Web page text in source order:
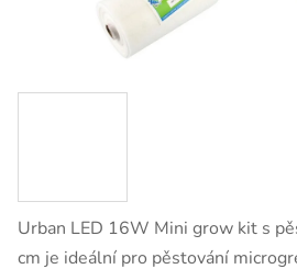
Urban LED 16W Mini grow kit s
cm je ideální pro pěstování